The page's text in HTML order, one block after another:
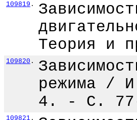
109819 .
Теория и
109820 .
режима /
4. - С.
109821 .